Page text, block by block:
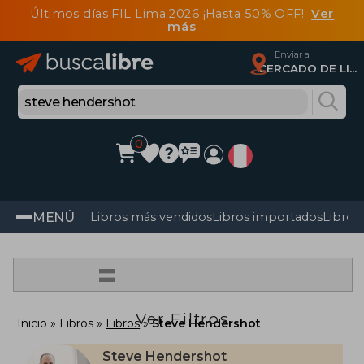
Últimos días FIL Lima 2026 ¡Hasta 50% OFF!Ver
más
Enviar a
CERCADO DE LIMA, Lima
0
MENÚ Libros más vendidosLibros importadosLibros
=
Ver Filtros
Inicio Libros Libros Steve Hendershot
Steve Hendershot